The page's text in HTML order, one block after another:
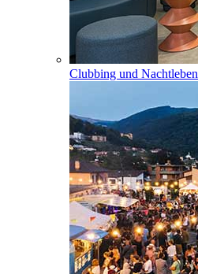
Clubbing und Nachtleben